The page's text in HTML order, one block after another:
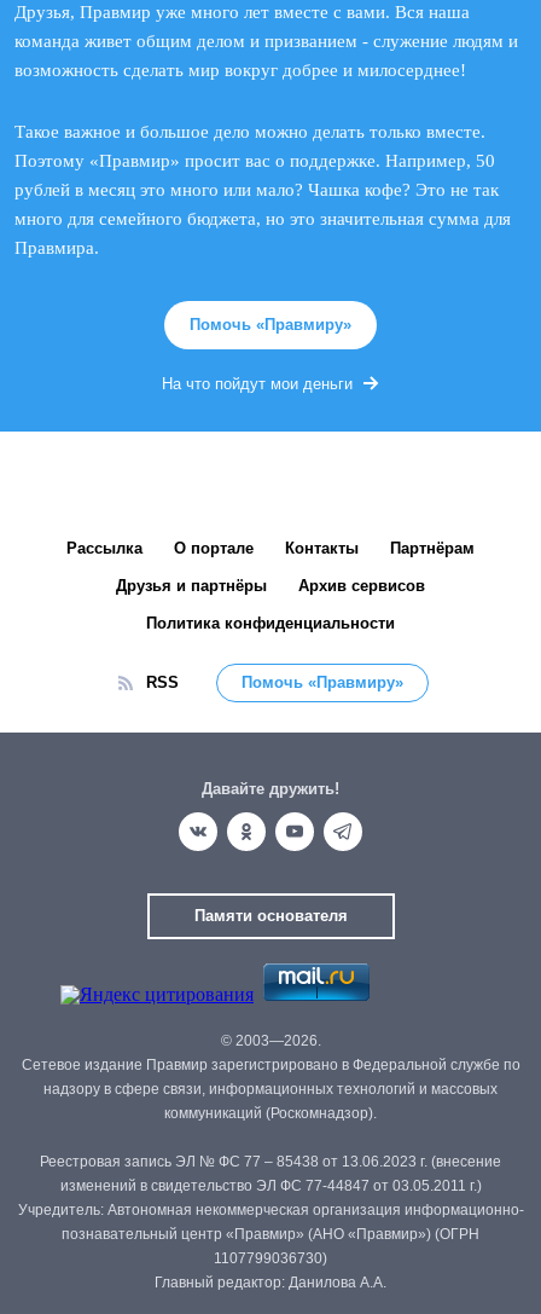
Друзья, Правмир уже много лет вместе с вами. Вся наша
команда живет общим делом и призванием - служение людям и
возможность сделать мир вокруг добрее и милосерднее!
Такое важное и большое дело можно делать только вместе.
Поэтому «Правмир» просит вас о поддержке. Например, 50
рублей в месяц это много или мало? Чашка кофе? Это не так
много для семейного бюджета, но это значительная сумма для
Правмира.
Помочь «Правмиру»
На что пойдут мои деньги
Рассылка О портале Контакты Партнёрам
Друзья и партнёры Архив сервисов
Политика конфиденциальности
RSS Помочь «Правмиру»
Давайте дружить!
Памяти основателя
© 2003—2026.
Сетевое издание Правмир зарегистрировано в Федеральной службе по
надзору в сфере связи, информационных технологий и массовых
коммуникаций (Роскомнадзор).
Реестровая запись ЭЛ № ФС 77 – 85438 от 13.06.2023 г. (внесение
изменений в свидетельство ЭЛ ФС 77-44847 от 03.05.2011 г.)
Учредитель: Автономная некоммерческая организация информационно-
познавательный центр «Правмир» (АНО «Правмир») (ОГРН
1107799036730)
Главный редактор: Данилова А.А.